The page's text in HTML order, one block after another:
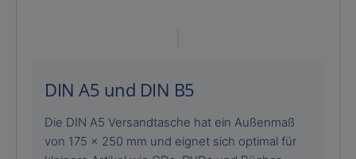
DIN A5 und DIN B5
Die DIN A5 Versandtasche hat ein Außenmaß
von 175 x 250 mm und eignet sich optimal für